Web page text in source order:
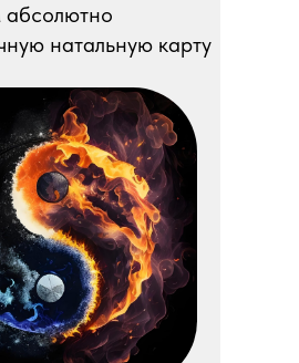
натальную карту